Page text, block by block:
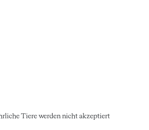
Tiere werden nicht akzeptiert